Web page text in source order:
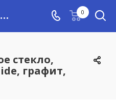
Мыльница, матовое стекло, сплав металлов, Slide, графит, IDDIS. купить в Алматы с доставкой по Казахстану, цены 0
стекло,
графит,